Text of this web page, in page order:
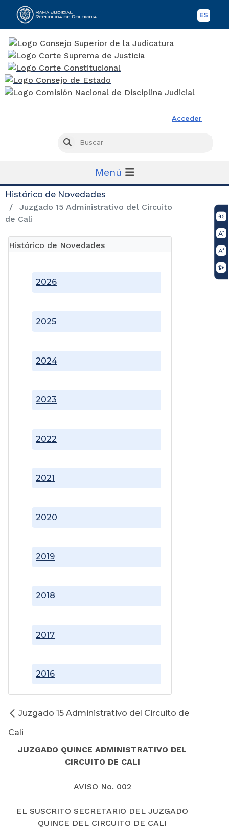
ES
Acceder
Buscar
Menú
Histórico de Novedades
Juzgado 15 Administrativo del Circuito
de Cali
Histórico de Novedades
2016
2017
2018
2019
2020
2021
2022
2023
2024
2025
2026
Juzgado 15 Administrativo del Circuito de
Cali
JUZGADO QUINCE ADMINISTRATIVO DEL
CIRCUITO DE CALI
AVISO No. 002
EL SUSCRITO SECRETARIO DEL JUZGADO
QUINCE DEL CIRCUITO DE CALI